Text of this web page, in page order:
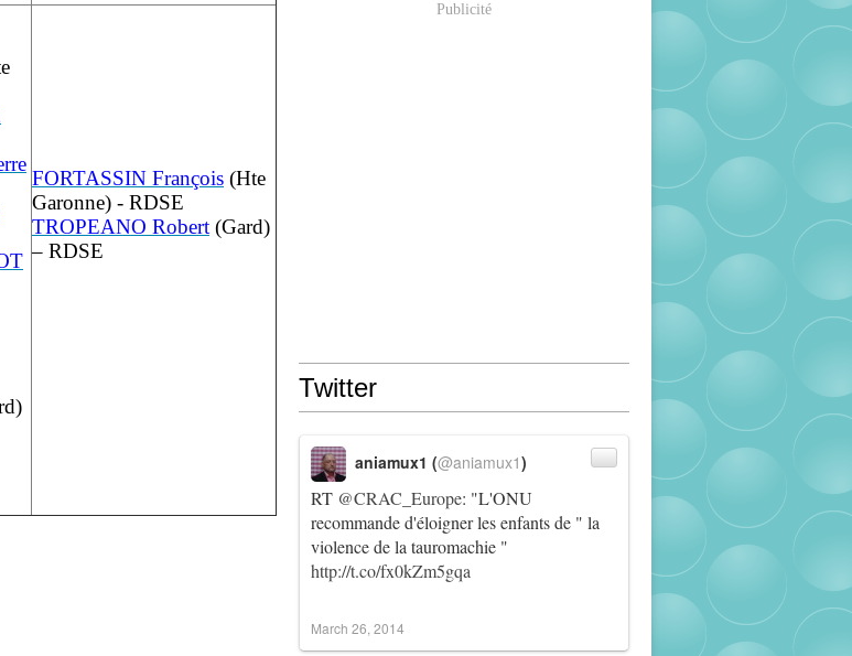
FORTASSIN François (Hte
Garonne) - RDSE
TROPEANO Robert (Gard)
– RDSE
Publicité
Twitter
RT @CRAC_Europe: "L'ONU
recommande d'éloigner les enfants de " la
violence de la tauromachie "
http://t.co/fx0kZm5gqa
aniamux1 (@aniamux1)
March 26, 2014